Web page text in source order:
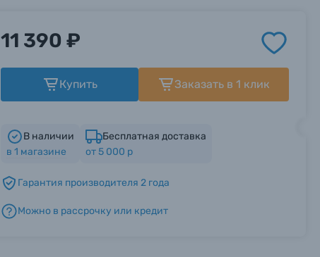
11 390 ₽
Купить Заказать в 1 клик
В наличии
в 1 магазине
Бесплатная доставка
от 5 000 р
Гарантия производителя 2 года
Можно в рассрочку или кредит